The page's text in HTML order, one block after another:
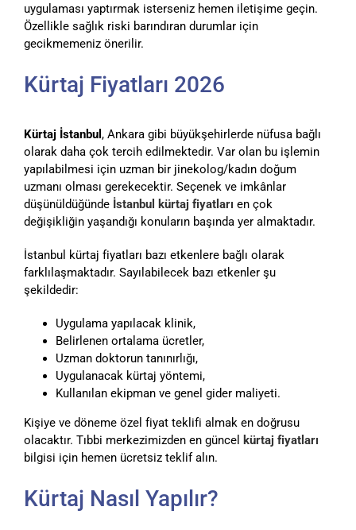
uygulaması yaptırmak isterseniz hemen iletişime geçin.
Özellikle sağlık riski barındıran durumlar için
gecikmemeniz önerilir.
Kürtaj Fiyatları 2026
Kürtaj İstanbul , Ankara gibi büyükşehirlerde nüfusa bağlı
olarak daha çok tercih edilmektedir. Var olan bu işlemin
yapılabilmesi için uzman bir jinekolog/kadın doğum
uzmanı olması gerekecektir. Seçenek ve imkânlar
düşünüldüğünde İstanbul kürtaj fiyatları en çok
değişikliğin yaşandığı konuların başında yer almaktadır.
İstanbul kürtaj fiyatları bazı etkenlere bağlı olarak
farklılaşmaktadır. Sayılabilecek bazı etkenler şu
şekildedir:
Uygulama yapılacak klinik,
Belirlenen ortalama ücretler,
Uzman doktorun tanınırlığı,
Uygulanacak kürtaj yöntemi,
Kullanılan ekipman ve genel gider maliyeti.
Kişiye ve döneme özel fiyat teklifi almak en doğrusu
olacaktır. Tıbbi merkezimizden en güncel
kürtaj fiyatları
bilgisi için hemen ücretsiz teklif alın.
Kürtaj Nasıl Yapılır?